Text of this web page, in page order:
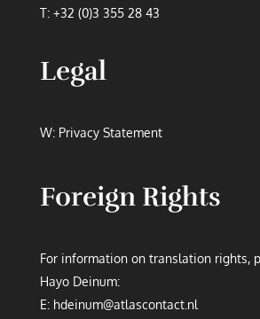
T: +32 (0)3 355 28 43
Legal
W: Privacy Statement
Foreign Rights
For information on translation rights,
Hayo Deinum:
E: hdeinum@atlascontact.nl